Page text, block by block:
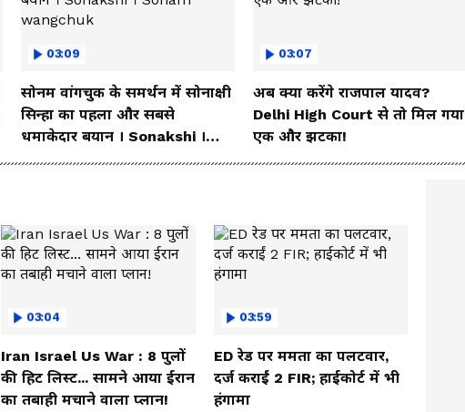
03:09
सोनम वांगचुक के समर्थन में सोनाक्षी
सिन्हा का पहला और सबसे
धमाकेदार बयान । Sonakshi ।
Sonam wangchuk
03:07
अब क्या करेंगे राजपाल यादव?
Delhi High Court से तो मिल गया
एक और झटका!
03:04
Iran Israel Us War : 8 पुलों
की हिट लिस्ट... सामने आया ईरान
का तबाही मचाने वाला प्लान!
03:59
ED रेड पर ममता का पलटवार,
दर्ज कराईं 2 FIR; हाईकोर्ट में भी
हंगामा